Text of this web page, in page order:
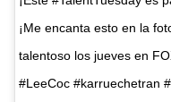
¡Me encanta esto en la
talentoso los jueves en
#LeeCoc #karruechetran